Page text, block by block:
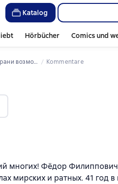
Katalog
Hörbücher Comics und
возможностей Kommentare
многих! Фёдор
мирских и ратных. 41 год